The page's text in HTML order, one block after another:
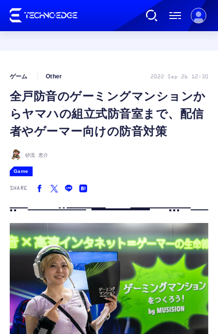
AI
ガジェット
カルチャー
FOLLOW US
全戸防音のゲーミングマンションか
らヤマハの組立式防音室まで、配信
者やゲーマー向けの防音対策
ゲーム Other 2022 Sep 26 12:30
砂流 恵介
Game
SHARE